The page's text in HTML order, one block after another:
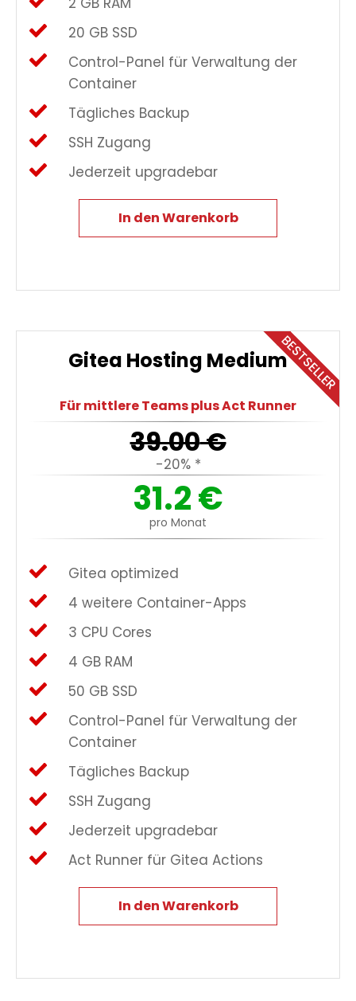
20 GB SSD
Control-Panel für Verwaltung der
Container
Tägliches Backup
SSH Zugang
Jederzeit upgradebar
In den Warenkorb
BESTSELLER
Gitea Hosting Medium
Für mittlere Teams plus Act Runner
39.00€
-20% *
31.2€
pro Monat
Gitea optimized
4 weitere Container-Apps
3 CPU Cores
4 GB RAM
50 GB SSD
Control-Panel für Verwaltung der
Container
Tägliches Backup
SSH Zugang
Jederzeit upgradebar
Act Runner für Gitea Actions
In den Warenkorb